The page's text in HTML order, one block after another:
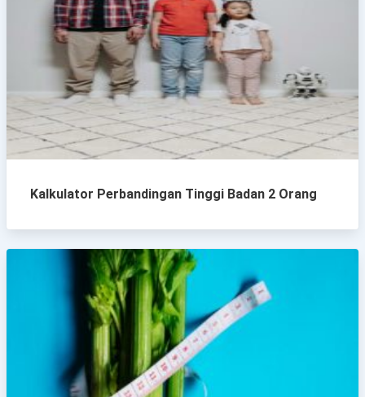
Kalkulator Perbandingan Tinggi Badan 2 Orang